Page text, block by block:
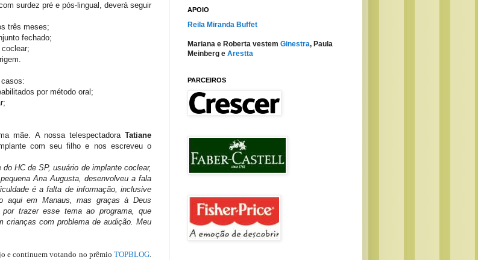
surdez pré e pós-lingual, deverá seguir
três meses;
fechado;
por método oral;
mãe. A nossa telespectadora Tatiane
com seu filho e nos escreveu o
HC de SP, usuário de implante coclear,
Ana Augusta, desenvolveu a fala
é a falta de informação, inclusive
aqui em Manaus, mas graças à Deus
trazer esse tema ao programa, que
crianças com problema de audição. Meu
e continuem votando no prêmio TOPBLOG.
APOIO
Reila Miranda Buffet
Mariana e Roberta vestem Ginestra, Paula
Meinberg e Arestta
PARCEIROS